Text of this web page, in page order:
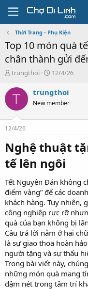
Thời Trang - Phụ Kiện
Top 10 món quà
chân thành gửi
T
r
a
s
t
a
r
t
e
r
trungthoi
N
à
y
g
12/4/26
T trungthoi
New member
12/4/26
Nghệ thuật
tế lên ngôi​
Tết Nguyên Đán không
điểm vàng” để các
khách hàng. Tuy nhiên,
công nghiệp rực rỡ
quà của bạn không bị
Câu trả lời nằm ở hai
là sự giao thoa hoàn
người tặng và sự thấu
Trong bài viết này,
những món quà mang
đậm nét trong tâm trí